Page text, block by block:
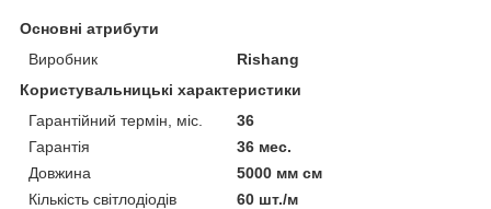
Основні атрибути
Виробник
Rishang
Користувальницькі характеристики
Гарантійний термін, міс.
36
Гарантія
36 мес.
Довжина
5000 мм см
Кількість світлодіодів
60 шт./м